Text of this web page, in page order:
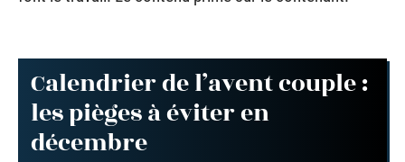
Calendrier de l’avent couple :
les pièges à éviter en
décembre